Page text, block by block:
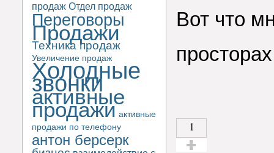
продаж Отдел продаж
Переговоры
Продажи
Техника продаж
Увеличение продаж
Холодные
звонки
активные
продажи активные
продажи по телефону
антон берсерк
Вот что
1